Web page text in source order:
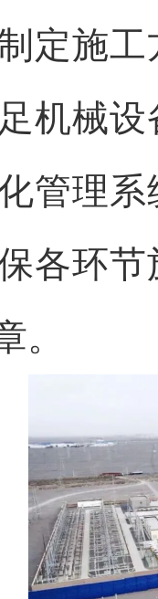
定施
机械
管理
各环
。